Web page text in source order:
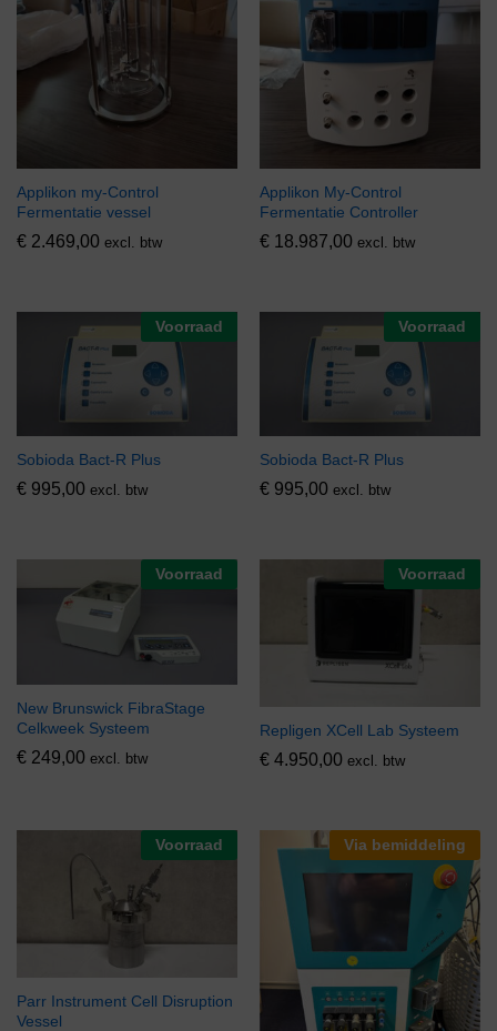
Applikon my-Control
Fermentatie vessel
€ 2.469,00 excl. btw
Applikon My-Control
Fermentatie Controller
€ 18.987,00 excl. btw
Voorraad
Sobioda Bact-R Plus
€ 995,00 excl. btw
Voorraad
Sobioda Bact-R Plus
€ 995,00 excl. btw
Voorraad
New Brunswick FibraStage
Celkweek Systeem
€ 249,00 excl. btw
Voorraad
Repligen XCell Lab Systeem
€ 4.950,00 excl. btw
Voorraad
Parr Instrument Cell Disruption
Vessel
Via bemiddeling